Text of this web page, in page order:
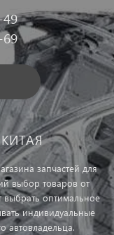
запчастей для
выбор товаров от
выбрать оптимальное
индивидуальные
автовладельца.